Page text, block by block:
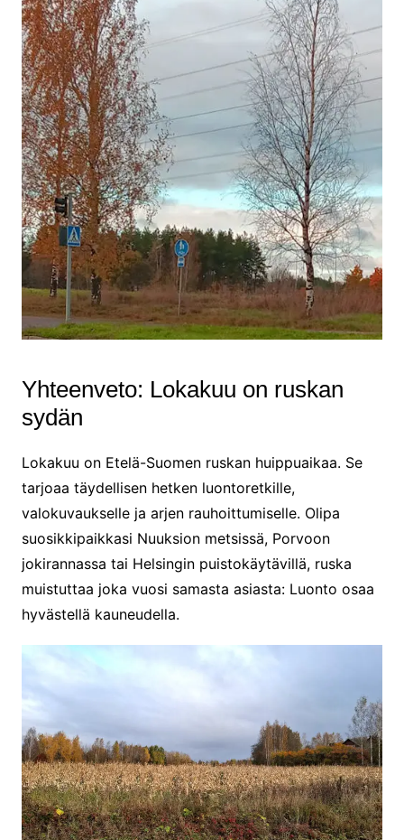
Yhteenveto: Lokakuu on ruskan
sydän
Lokakuu on Etelä-Suomen ruskan huippuaikaa. Se
tarjoaa täydellisen hetken luontoretkille,
valokuvaukselle ja arjen rauhoittumiselle. Olipa
suosikkipaikkasi Nuuksion metsissä, Porvoon
jokirannassa tai Helsingin puistokäytävillä, ruska
muistuttaa joka vuosi samasta asiasta: Luonto osaa
hyvästellä kauneudella.